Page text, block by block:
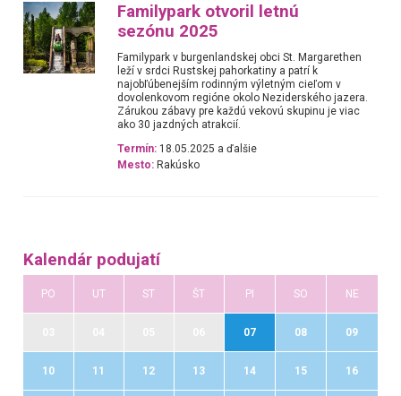
Familypark otvoril letnú
sezónu 2025
Familypark v burgenlandskej obci St. Margarethen
leží v srdci Rustskej pahorkatiny a patrí k
najobľúbenejším rodinným výletným cieľom v
dovolenkovom regióne okolo Neziderského jazera.
Zárukou zábavy pre každú vekovú skupinu je viac
ako 30 jazdných atrakcií.
Termín: 18.05.2025 a ďalšie
Mesto: Rakúsko
Kalendár podujatí
PO UT ST ŠT PI SO NE
07 08 09
10 11 12 13 14 15 16